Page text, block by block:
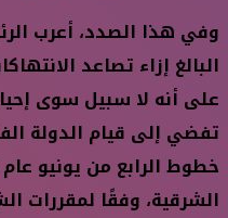
وفي هذا الصدد، أعرب
البالغ إزاء تصاعد
على أنه لا سبيل سوى
تفضي إلى قيام الدولة
الشرقية، وفقًا لمقررات